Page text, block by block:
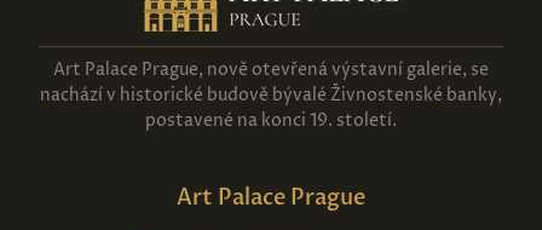
Art Palace Prague, nově otevřená výstavní galerie, se
nachází v historické budově bývalé Živnostenské banky,
postavené na konci 19. století.
Art Palace Prague